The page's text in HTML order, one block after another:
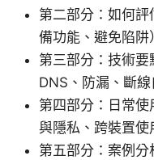
第二部分：如何
備功能、避免陷阱）
第三部分：技術要
DNS、防漏、斷線
第四部分：日常
與隱私、跨裝置使
第五部分：案例